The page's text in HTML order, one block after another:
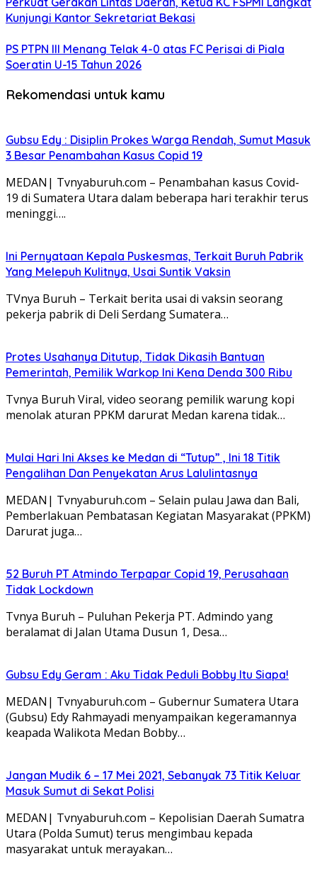
Kunjungi Kantor Sekretariat Bekasi
PS PTPN III Menang Telak 4-0 atas FC Perisai di Piala
Soeratin U-15 Tahun 2026
Rekomendasi untuk kamu
Gubsu Edy : Disiplin Prokes Warga Rendah, Sumut Masuk
3 Besar Penambahan Kasus Copid 19
MEDAN| Tvnyaburuh.com – Penambahan kasus Covid-
19 di Sumatera Utara dalam beberapa hari terakhir terus
meninggi….
Ini Pernyataan Kepala Puskesmas, Terkait Buruh Pabrik
Yang Melepuh Kulitnya, Usai Suntik Vaksin
TVnya Buruh – Terkait berita usai di vaksin seorang
pekerja pabrik di Deli Serdang Sumatera…
Protes Usahanya Ditutup, Tidak Dikasih Bantuan
Pemerintah, Pemilik Warkop Ini Kena Denda 300 Ribu
Tvnya Buruh Viral, video seorang pemilik warung kopi
menolak aturan PPKM darurat Medan karena tidak…
Mulai Hari Ini Akses ke Medan di “Tutup” , Ini 18 Titik
Pengalihan Dan Penyekatan Arus Lalulintasnya
MEDAN| Tvnyaburuh.com – Selain pulau Jawa dan Bali,
Pemberlakuan Pembatasan Kegiatan Masyarakat (PPKM)
Darurat juga…
52 Buruh PT Atmindo Terpapar Copid 19, Perusahaan
Tidak Lockdown
Tvnya Buruh – Puluhan Pekerja PT. Admindo yang
beralamat di Jalan Utama Dusun 1, Desa…
Gubsu Edy Geram : Aku Tidak Peduli Bobby Itu Siapa!
MEDAN| Tvnyaburuh.com – Gubernur Sumatera Utara
(Gubsu) Edy Rahmayadi menyampaikan kegeramannya
keapada Walikota Medan Bobby…
Jangan Mudik 6 – 17 Mei 2021, Sebanyak 73 Titik Keluar
Masuk Sumut di Sekat Polisi
MEDAN| Tvnyaburuh.com – Kepolisian Daerah Sumatra
Utara (Polda Sumut) terus mengimbau kepada
masyarakat untuk merayakan…